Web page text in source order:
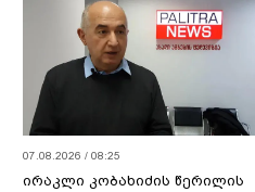
07.08.2026 / 08:25
ირაკლი კობახიძის წერილის